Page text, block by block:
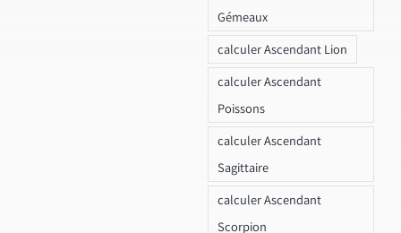
Gémeaux
calculer Ascendant Lion
calculer Ascendant
Poissons
calculer Ascendant
Sagittaire
calculer Ascendant
Scorpion